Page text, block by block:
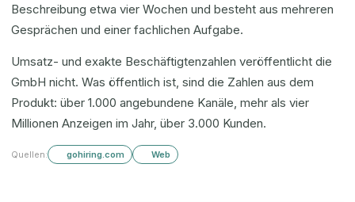
Beschreibung etwa vier Wochen und besteht aus mehreren
Gesprächen und einer fachlichen Aufgabe.
Umsatz- und exakte Beschäftigtenzahlen veröffentlicht die
GmbH nicht. Was öffentlich ist, sind die Zahlen aus dem
Produkt: über 1.000 angebundene Kanäle, mehr als vier
Millionen Anzeigen im Jahr, über 3.000 Kunden.
Quellen: gohiring.com Web